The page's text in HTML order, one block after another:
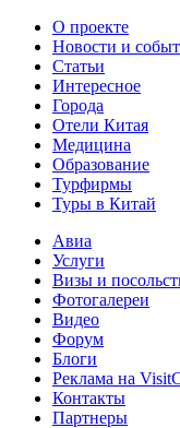
О проекте
Новости и
Статьи
Интересное
Города
Отели Китая
Медицина
Образование
Турфирмы
Туры в Китай
Авиа
Услуги
Визы и
Фотогалереи
Видео
Форум
Блоги
Реклама на
Контакты
Партнеры